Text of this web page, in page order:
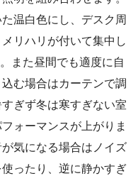
温白色にし、デスク周
リハリが付いて集中し
。また昼間でも適度に自
む場合はカーテンで調
ぎず冬は寒すぎない室
ォーマンスが上がりま
気になる場合はノイズ
ったり、逆に静かすぎ